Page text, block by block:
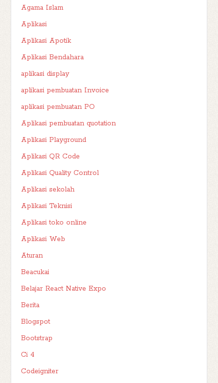
Agama Islam
Aplikasi
Aplikasi Apotik
Aplikasi Bendahara
aplikasi display
aplikasi pembuatan Invoice
aplikasi pembuatan PO
Aplikasi pembuatan quotation
Aplikasi Playground
Aplikasi QR Code
Aplikasi Quality Control
Aplikasi sekolah
Aplikasi Teknisi
Aplikasi toko online
Aplikasi Web
Aturan
Beacukai
Belajar React Native Expo
Berita
Blogspot
Bootstrap
Ci 4
Codeigniter